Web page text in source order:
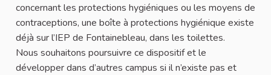
concernant les protections hygiéniques ou les moyens de
contraceptions, une boîte à protections hygiénique existe
déjà sur l’IEP de Fontainebleau, dans les toilettes.
Nous souhaitons poursuivre ce dispositif et le
développer dans d’autres campus si il n’existe pas et